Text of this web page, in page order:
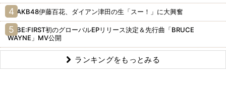
AKB48伊藤百花、ダイアン津田の生「スー！」に大興奮
BE:FIRST初のグローバルEPリリース決定＆先行曲「BRUCE
WAYNE」MV公開
ランキングをもっとみる